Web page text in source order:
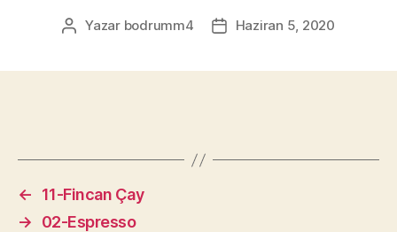
Yazar bodrumm4 Haziran 5, 2020
←
11-Fincan Çay
→
02-Espresso